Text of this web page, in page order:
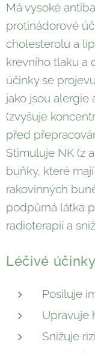
Má vysoké
protinádorové
cholesterolu a
krevního tlaku a
účinky se
jako jsou alergie
(zvyšuje
před
Stimuluje NK (z
buňky, které
rakovinných
podpůrná látka
radioterapií a
Léčivé
Posiluje
Upravuje
Snižuje